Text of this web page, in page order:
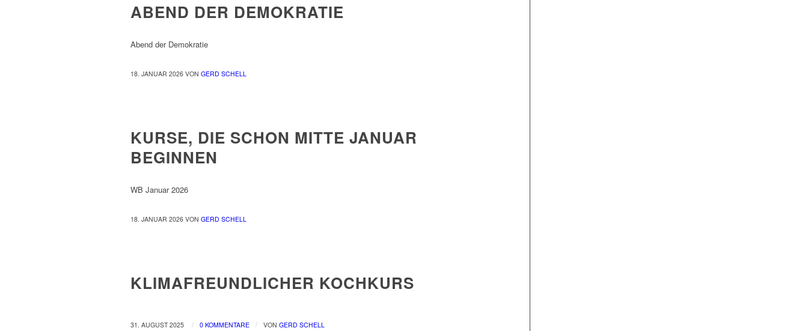
ABEND DER DEMOKRATIE
Abend der Demokratie
18. JANUAR 2026 VON GERD SCHELL
KURSE, DIE SCHON MITTE JANUAR
BEGINNEN
WB Januar 2026
18. JANUAR 2026 VON GERD SCHELL
KLIMAFREUNDLICHER KOCHKURS
31. AUGUST 2025 / 0 KOMMENTARE / VON GERD SCHELL